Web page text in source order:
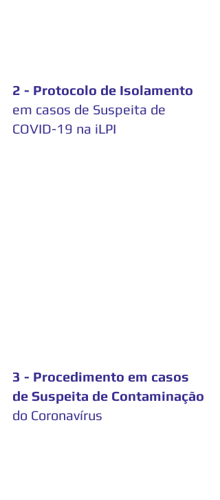
2 - Protocolo de Isolamento
em casos de Suspeita de
COVID-19 na iLPI
3 - Procedimento em casos
de Suspeita de Contaminação
do Coronavírus